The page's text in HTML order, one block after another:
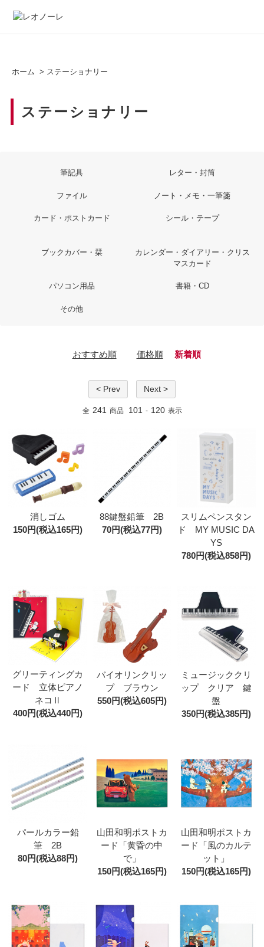
ホーム > ステーショナリー
ステーショナリー
筆記具 レター・封筒
ファイル ノート・メモ・一筆箋
カード・ポストカード シール・テープ
ブックカバー・栞
カレンダー・ダイアリー・クリス
マスカード
パソコン用品 書籍・CD
その他
おすすめ順 価格順 新着順
< Prev Next >
全 241 商品 101 - 120 表示
消しゴム
150円(税込165円)
88鍵盤鉛筆 2B
70円(税込77円)
スリムペンスタン
ド MY MUSIC DA
YS
780円(税込858円)
グリーティングカ
ード 立体ピアノ
ネコⅡ
400円(税込440円)
バイオリンクリッ
プ ブラウン
550円(税込605円)
ミュージッククリ
ップ クリア 鍵
盤
350円(税込385円)
パールカラー鉛
筆 2B
80円(税込88円)
山田和明ポストカ
ード「黄昏の中
で」
150円(税込165円)
山田和明ポストカ
ード「風のカルテ
ット」
150円(税込165円)